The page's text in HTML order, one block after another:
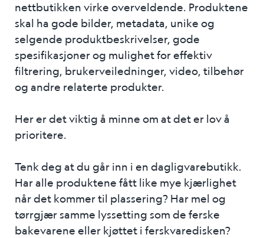
nettbutikken virke overveldende. Produktene
skal ha gode bilder, metadata, unike og
selgende produktbeskrivelser, gode
spesifikasjoner og mulighet for effektiv
filtrering, brukerveiledninger, video, tilbehør
og andre relaterte produkter.
Her er det viktig å minne om at det er lov å
prioritere.
Tenk deg at du går inn i en dagligvarebutikk.
Har alle produktene fått like mye kjærlighet
når det kommer til plassering? Har mel og
tørrgjær samme lyssetting som de ferske
bakevarene eller kjøttet i ferskvaredisken?